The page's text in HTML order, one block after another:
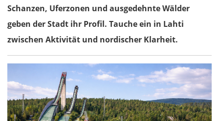
Schanzen, Uferzonen und ausgedehnte Wälder
geben der Stadt ihr Profil. Tauche ein in Lahti
zwischen Aktivität und nordischer Klarheit.